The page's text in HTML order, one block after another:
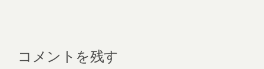
コメントを残す